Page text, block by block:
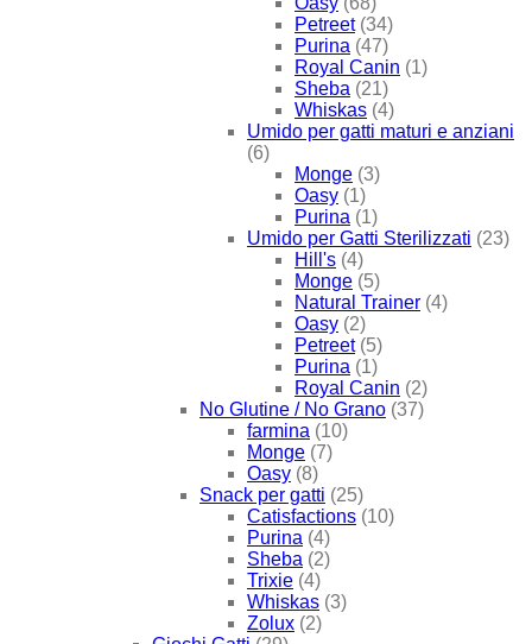
Petreet (34)
Purina (47)
Royal Canin (1)
Sheba (21)
Whiskas (4)
Umido per gatti maturi e anziani
(6)
Monge (3)
Oasy (1)
Purina (1)
Umido per Gatti Sterilizzati (23)
Hill's (4)
Monge (5)
Natural Trainer (4)
Oasy (2)
Petreet (5)
Purina (1)
Royal Canin (2)
No Glutine / No Grano (37)
farmina (10)
Monge (7)
Oasy (8)
Snack per gatti (25)
Catisfactions (10)
Purina (4)
Sheba (2)
Trixie (4)
Whiskas (3)
Zolux (2)